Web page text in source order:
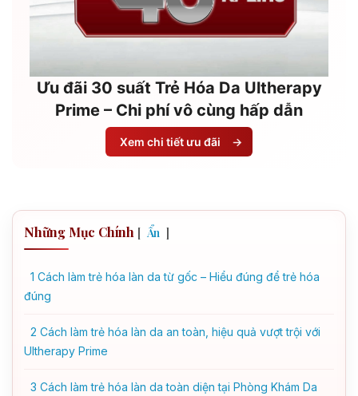
Ưu đãi 30 suất Trẻ Hóa Da Ultherapy
Prime – Chi phí vô cùng hấp dẫn
Xem chi tiết ưu đãi →
Những Mục Chính [ Ẩn ]
1 Cách làm trẻ hóa làn da từ gốc – Hiểu đúng để trẻ hóa
đúng
2 Cách làm trẻ hóa làn da an toàn, hiệu quả vượt trội với
Ultherapy Prime
3 Cách làm trẻ hóa làn da toàn diện tại Phòng Khám Da